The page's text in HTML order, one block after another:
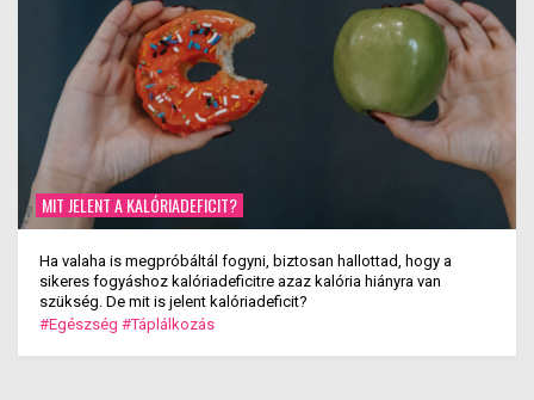
MIT JELENT A KALÓRIADEFICIT?
Ha valaha is megpróbáltál fogyni, biztosan hallottad, hogy a
sikeres fogyáshoz kalóriadeficitre azaz kalória hiányra van
szükség. De mit is jelent kalóriadeficit?
#Egészség #Táplálkozás